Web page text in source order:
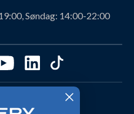
fra Watery
aftaler
Watery
Søndag: 14:00-22:00
med